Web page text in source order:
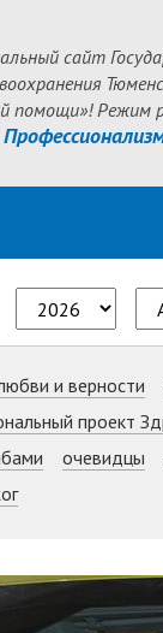
сайт
помощи»! Режим
и верности
проект
очевидцы